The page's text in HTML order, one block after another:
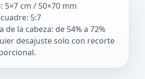
5×7 cm / 50×70 mm
5:7
de la cabeza: de 54% a 72%
desajuste solo con recorte